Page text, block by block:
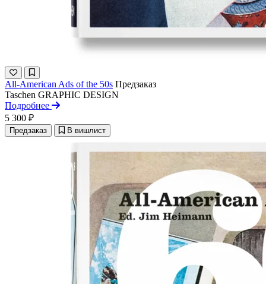
All-American Ads of the 50s Предзаказ
Taschen GRAPHIC DESIGN
Подробнее
5 300 ₽
Предзаказ В вишлист